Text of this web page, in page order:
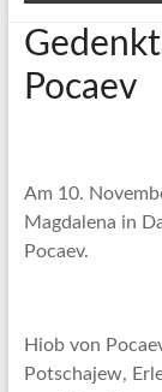
Pocaev
Am 10.
Magdalena in
Pocaev.
Hiob von
Potschajew,